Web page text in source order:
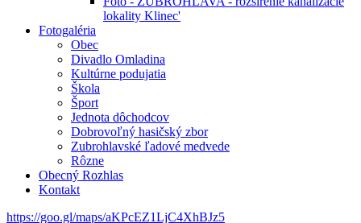
lokality Klinec'
Fotogaléria
Obec
Divadlo Omladina
Kultúrne podujatia
Škola
Šport
Jednota dôchodcov
Dobrovoľný hasičský zbor
Zubrohlavské ľadové medvede
Rôzne
Obecný Rozhlas
Kontakt
https://goo.gl/maps/aKPcEZ1LjC4XhBJz5